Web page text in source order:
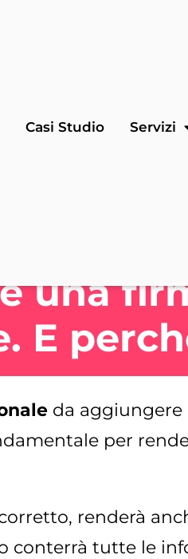
Casi Studio Servizi
una
E
da aggiungere
per
renderà
conterrà tutte le